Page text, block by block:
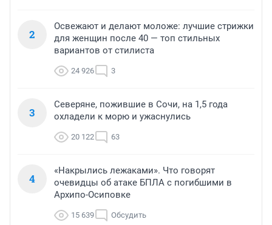
2
Освежают и делают моложе: лучшие стрижки
для женщин после 40 — топ стильных
вариантов от стилиста
24 926 3
3
Северяне, пожившие в Сочи, на 1,5 года
охладели к морю и ужаснулись
20 122 63
4
«Накрылись лежаками». Что говорят
очевидцы об атаке БПЛА с погибшими в
Архипо-Осиповке
15 639 Обсудить